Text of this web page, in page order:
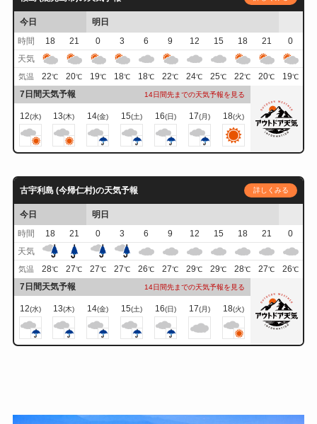
今日
明日
時間
18 21 0 3 6 9 12 15 18 21
0
天気
気温 22℃ 20℃ 19℃ 18℃ 18℃ 22℃ 24℃ 25℃ 22℃ 20℃ 19℃
7日間天気予報 14日間先までの天気予報を見る
12(水) 13(木) 14(金) 15(土) 16(日) 17(月) 18(火)
古宇利島 (今帰仁村)の天気予報 詳しくみる
今日
明日
時間
18 21 0 3 6 9 12 15 18 21
0
天気
気温 28℃ 27℃ 27℃ 27℃ 26℃ 27℃ 29℃ 29℃ 28℃ 27℃ 26℃
7日間天気予報 14日間先までの天気予報を見る
12(水) 13(木) 14(金) 15(土) 16(日) 17(月) 18(火)